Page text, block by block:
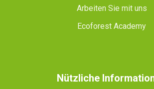
Arbeiten Sie mit uns
Ecoforest Academy
Nützliche